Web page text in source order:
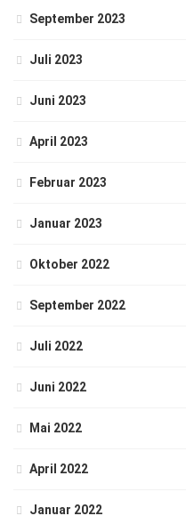
September 2023
Juli 2023
Juni 2023
April 2023
Februar 2023
Januar 2023
Oktober 2022
September 2022
Juli 2022
Juni 2022
Mai 2022
April 2022
Januar 2022